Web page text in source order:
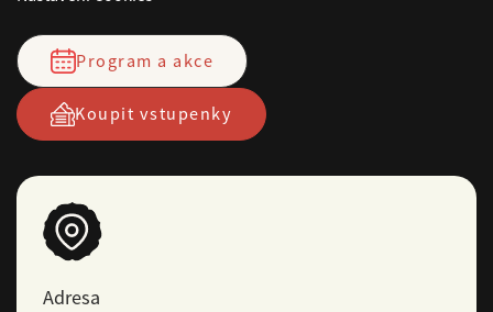
Program a akce
Koupit vstupenky
Adresa